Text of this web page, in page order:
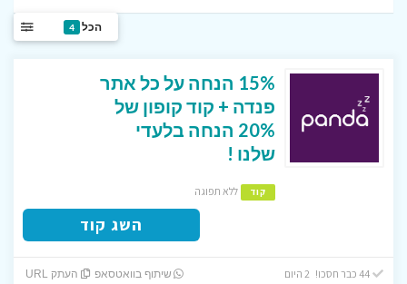
הכל 4
15% הנחה על כל אתר
פנדה + קוד קופון של
20% הנחה בלעדי
שלנו !
קוד ללא תפוגה
השג קוד
44 כבר חסכו! 2 היום שיתוף בוואטסאפ העתק URL